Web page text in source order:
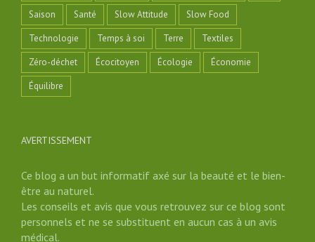
Saison
Santé Slow Attitude
Slow Food
Technologie
Temps à soi Terre
Textiles
Zéro-déchet
Écocitoyen Écologie
Économie
Équilibre
AVERTISSEMENT
Ce blog a un but informatif axé sur la beauté et le bien-
être au naturel.
Les conseils et avis que vous retrouvez sur ce blog sont
personnels et ne se substituent en aucun cas à un avis
médical.